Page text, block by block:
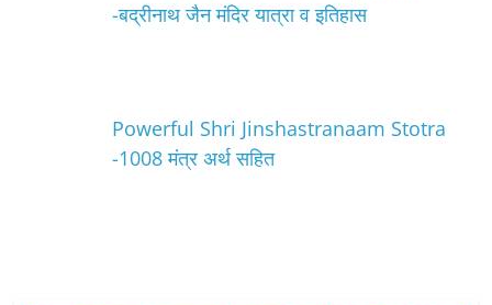
-बद्रीनाथ जैन मंदिर यात्रा व इतिहास
Powerful Shri Jinshastranaam Stotra
-1008 मंत्र अर्थ सहित